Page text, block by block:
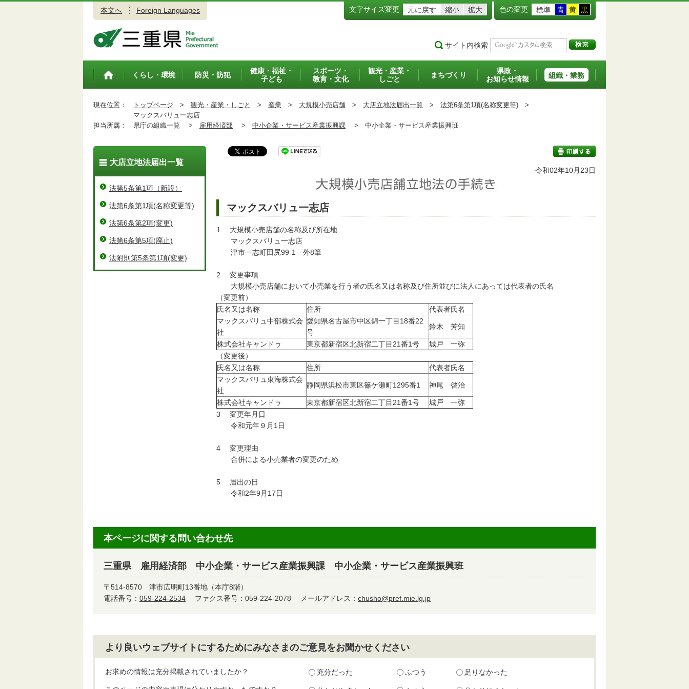
本文へ Foreign Languages 文字サイズ変更 元に戻す 縮小 拡大 色の変更 標準 青 黄 黒
サイト内検索
トップペ
くらし・環境 防災・防犯
健康・福祉・
子ども
スポーツ・
教育・文化
観光・産業・
しごと
まちづくり
県政・
お知らせ情報
組織・業務
現在位置： トップページ > 観光・産業・しごと > 産業 > 大規模小売店舗 > 大店立地法届出一覧 > 法第6条第1項(名称変更等) >
マックスバリュ一志店
担当所属：
県庁の組織一覧 > 雇用経済部 > 中小企業・サービス産業振興課 > 中小企業・サービス産業振興班
令和02年10月23日
マックスバリュ一志店
1 大規模小売店舗の名称及び所在地
マックスバリュ一志店
津市一志町田尻99-1 外8筆
2 変更事項
大規模小売店舗において小売業を行う者の氏名又は名称及び住所並びに法人にあっては代表者の氏名
（変更前）
氏名又は名称
住所
代表者氏名
マックスバリュ中部株式会
社
愛知県名古屋市中区錦一丁目18番22
号
鈴木 芳知
株式会社キャンドゥ 東京都新宿区北新宿二丁目21番1号
城戸 一弥
（変更後）
氏名又は名称
住所
代表者氏名
マックスバリュ東海株式会
社
静岡県浜松市東区篠ケ瀬町1295番1 神尾 啓治
株式会社キャンドゥ 東京都新宿区北新宿二丁目21番1号
城戸 一弥
3 変更年月日
令和元年９月1日
4 変更理由
合併による小売業者の変更のため
5 届出の日
令和2年9月17日
大店立地法届出一覧
法第5条第1項（新設）
法第6条第1項(名称変更等)
法第6条第2項(変更)
法第6条第5項(廃止)
法附則第5条第1項(変更)
本ページに関する問い合わせ先
三重県 雇用経済部 中小企業・サービス産業振興課 中小企業・サービス産業振興班
〒514-8570 津市広明町13番地（本庁8階）
電話番号： 059-224-2534 ファクス番号：059-224-2078 メールアドレス： chusho@pref.mie.lg.jp
より良いウェブサイトにするためにみなさまのご意見をお聞かせください
お求めの情報は充分掲載されていましたか？ 充分だった ふつう 足りなかった